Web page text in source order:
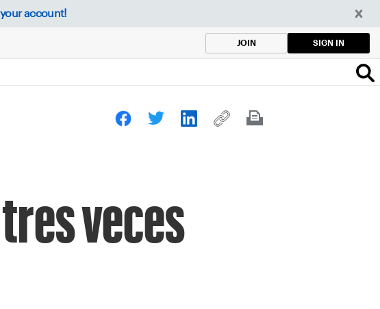
your account!
JOIN SIGN IN
tres veces